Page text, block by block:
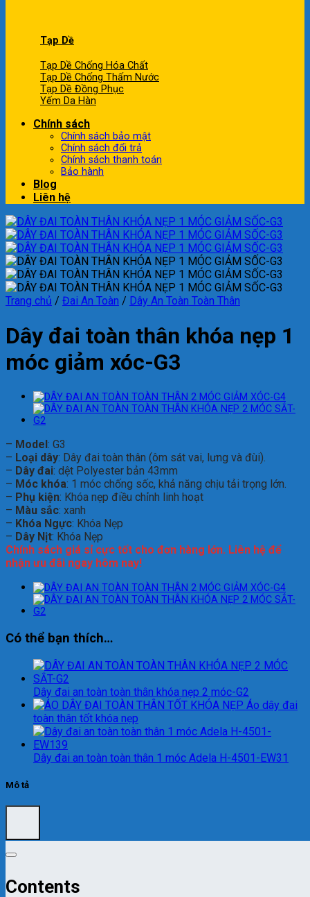
Tạp Dề
Tạp Dề Chống Hóa Chất
Tạp Dề Chống Thấm Nước
Tạp Dề Đồng Phục
Yếm Da Hàn
Chính sách
Chính sách bảo mật
Chính sách đổi trả
Chính sách thanh toán
Bảo hành
Blog
Liên hệ
Trang chủ / Đai An Toàn / Dây An Toàn Toàn Thân
Dây đai toàn thân khóa nẹp 1
móc giảm xóc-G3
– Model: G3
– Loại dây: Dây đai toàn thân (ôm sát vai, lưng và đùi).
– Dây đai: dệt Polyester bản 43mm
– Móc khóa: 1 móc chống sốc, khả năng chịu tải trọng lớn.
– Phụ kiện: Khóa nẹp điều chỉnh linh hoạt
– Màu sắc: xanh
– Khóa Ngực: Khóa Nẹp
– Dây Nịt: Khóa Nẹp
Chính sách giá sỉ cực tốt cho đơn hàng lớn. Liên hệ để
nhận ưu đãi ngay hôm nay!
Có thể bạn thích…
Dây đai an toàn toàn thân khóa nẹp 2 móc-G2
Áo dây đai
toàn thân tốt khóa nẹp
Dây đai an toàn toàn thân 1 móc Adela H-4501-EW31
Mô tả
Contents